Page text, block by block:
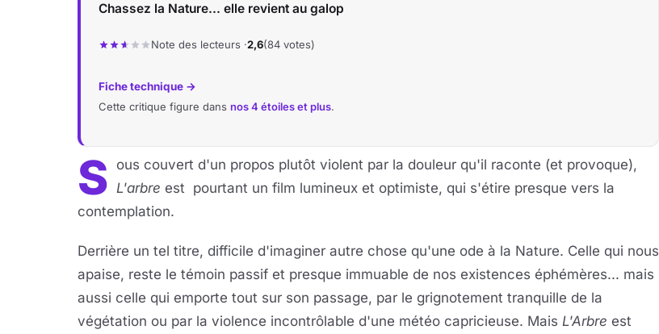
Chassez la Nature... elle revient au galop
Note des lecteurs ·2,6(84 votes)
Fiche technique →
Cette critique figure dans nos 4 étoiles et plus.
S ous couvert d'un propos plutôt violent par la douleur qu'il raconte (et provoque),
L'arbre est pourtant un film lumineux et optimiste, qui s'étire presque vers la
contemplation.
Derrière un tel titre, difficile d'imaginer autre chose qu'une ode à la Nature. Celle qui nous
apaise, reste le témoin passif et presque immuable de nos existences éphémères... mais
aussi celle qui emporte tout sur son passage, par le grignotement tranquille de la
végétation ou par la violence incontrôlable d'une météo capricieuse. Mais L'Arbre est